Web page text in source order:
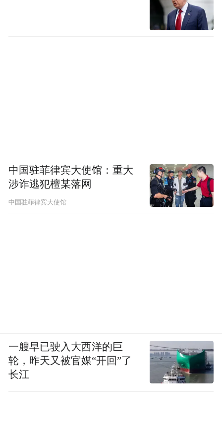
中国驻菲律宾大使馆：重大
涉诈逃犯檀某落网
中国驻菲律宾大使馆
一艘早已驶入大西洋的巨
轮，昨天又被官媒“开回”了
长江